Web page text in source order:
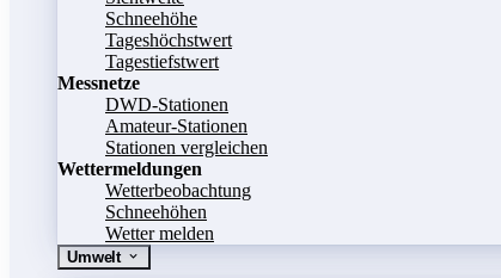
Schneehöhe
Tageshöchstwert
Tagestiefstwert
Messnetze
DWD-Stationen
Amateur-Stationen
Stationen vergleichen
Wettermeldungen
Wetterbeobachtung
Schneehöhen
Wetter melden
Umwelt